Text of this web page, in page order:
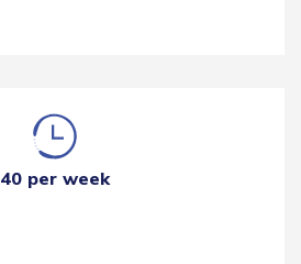
40 per week